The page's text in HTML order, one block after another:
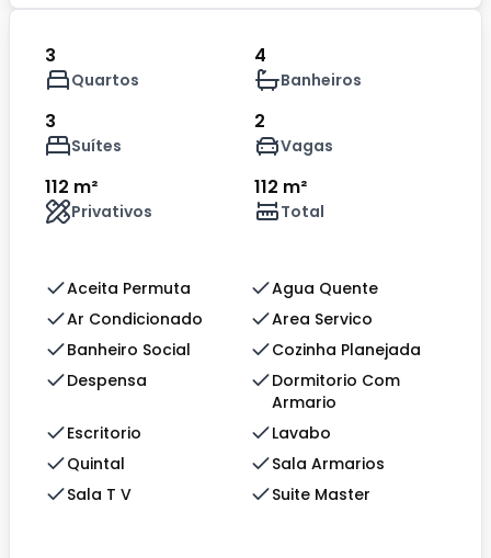
3
Quartos
4
Banheiros
3
Suítes
2
Vagas
112 m²
Privativos
112 m²
Total
Aceita Permuta
Agua Quente
Ar Condicionado
Area Servico
Banheiro Social
Cozinha Planejada
Despensa
Dormitorio Com
Armario
Escritorio
Lavabo
Quintal
Sala Armarios
Sala T V
Suite Master